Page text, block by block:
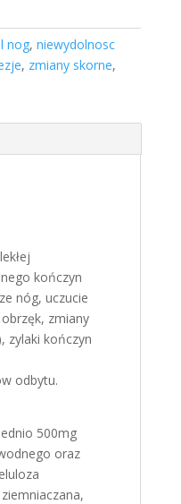
nog, niewydolnosc
, zmiany skorne,
kończyn
nóg, uczucie
zmiany
zylaki kończyn
odbytu.
500mg
oraz